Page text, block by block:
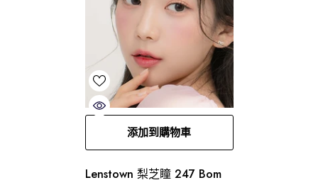
添加到購物車
Lenstown 梨芝瞳 247 Bom